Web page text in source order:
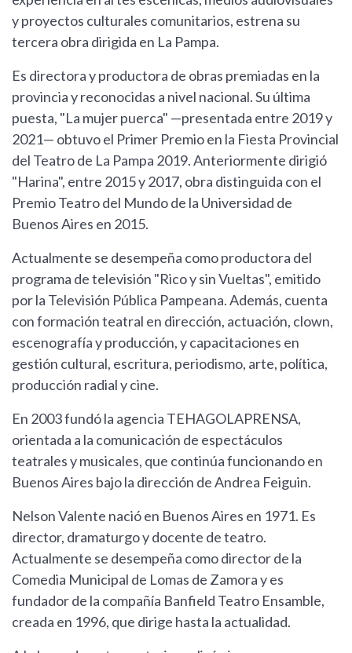
y proyectos culturales comunitarios, estrena su
tercera obra dirigida en La Pampa.
Es directora y productora de obras premiadas en la
provincia y reconocidas a nivel nacional. Su última
puesta, "La mujer puerca" —presentada entre 2019 y
2021— obtuvo el Primer Premio en la Fiesta Provincial
del Teatro de La Pampa 2019. Anteriormente dirigió
"Harina", entre 2015 y 2017, obra distinguida con el
Premio Teatro del Mundo de la Universidad de
Buenos Aires en 2015.
Actualmente se desempeña como productora del
programa de televisión "Rico y sin Vueltas", emitido
por la Televisión Pública Pampeana. Además, cuenta
con formación teatral en dirección, actuación, clown,
escenografía y producción, y capacitaciones en
gestión cultural, escritura, periodismo, arte, política,
producción radial y cine.
En 2003 fundó la agencia TEHAGOLAPRENSA,
orientada a la comunicación de espectáculos
teatrales y musicales, que continúa funcionando en
Buenos Aires bajo la dirección de Andrea Feiguin.
Nelson Valente nació en Buenos Aires en 1971. Es
director, dramaturgo y docente de teatro.
Actualmente se desempeña como director de la
Comedia Municipal de Lomas de Zamora y es
fundador de la compañía Banfield Teatro Ensamble,
creada en 1996, que dirige hasta la actualidad.